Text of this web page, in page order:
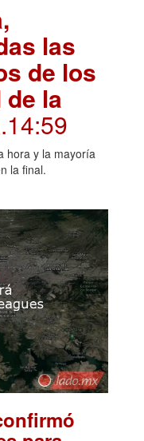
las
de los
la
.14:59
hora y la mayoría
la final.